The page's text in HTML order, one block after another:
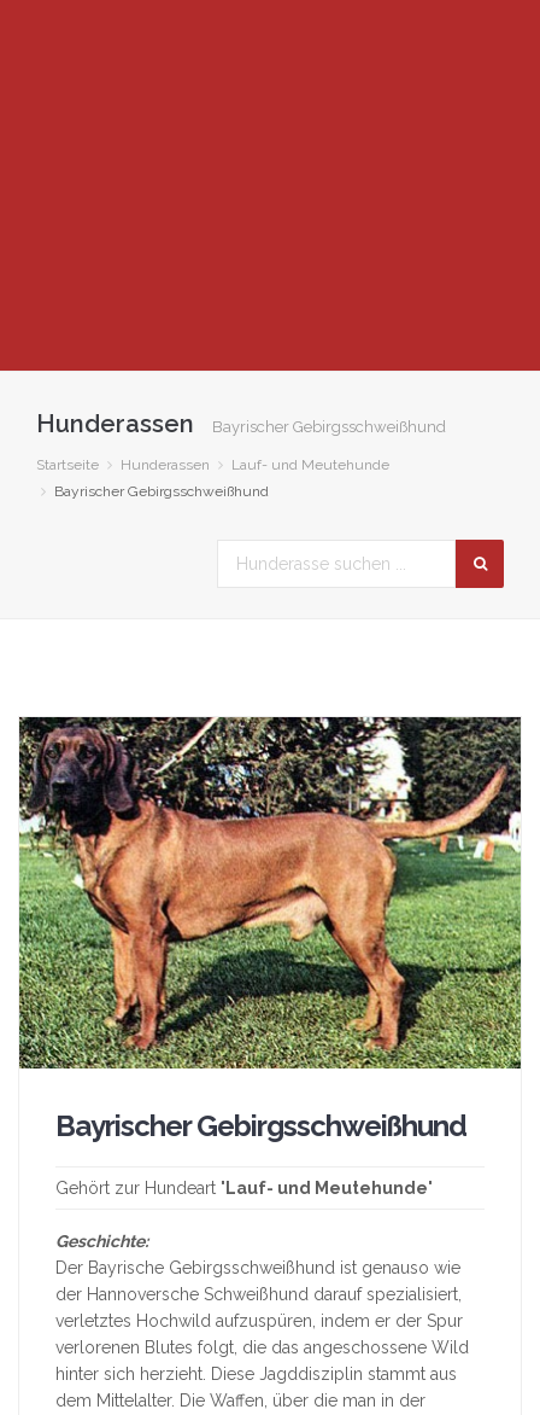
Hunderassen Bayrischer Gebirgsschweißhund
Startseite Hunderassen
Lauf- und Meutehunde
Bayrischer Gebirgsschweißhund
Bayrischer Gebirgsschweißhund
Gehört zur Hundeart " Lauf- und Meutehunde"
Geschichte:
Der Bayrische Gebirgsschweißhund ist genauso wie
der Hannoversche Schweißhund darauf spezialisiert,
verletztes Hochwild aufzuspüren, indem er der Spur
verlorenen Blutes folgt, die das angeschossene Wild
hinter sich herzieht. Diese Jagddisziplin stammt aus
dem Mittelalter. Die Waffen, über die man in der